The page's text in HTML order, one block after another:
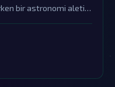
bir astronomi aleti
derin ve dünyadışı